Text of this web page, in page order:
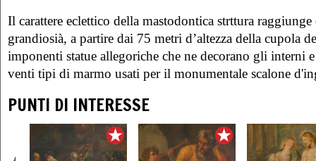
Il carattere eclettico della mastodontica strttura
grandiosià, a partire dai 75 metri d’altezza della cupola
imponenti statue allegoriche che ne decorano gli interni
venti tipi di marmo usati per il monumentale scalone
PUNTI DI INTERESSE